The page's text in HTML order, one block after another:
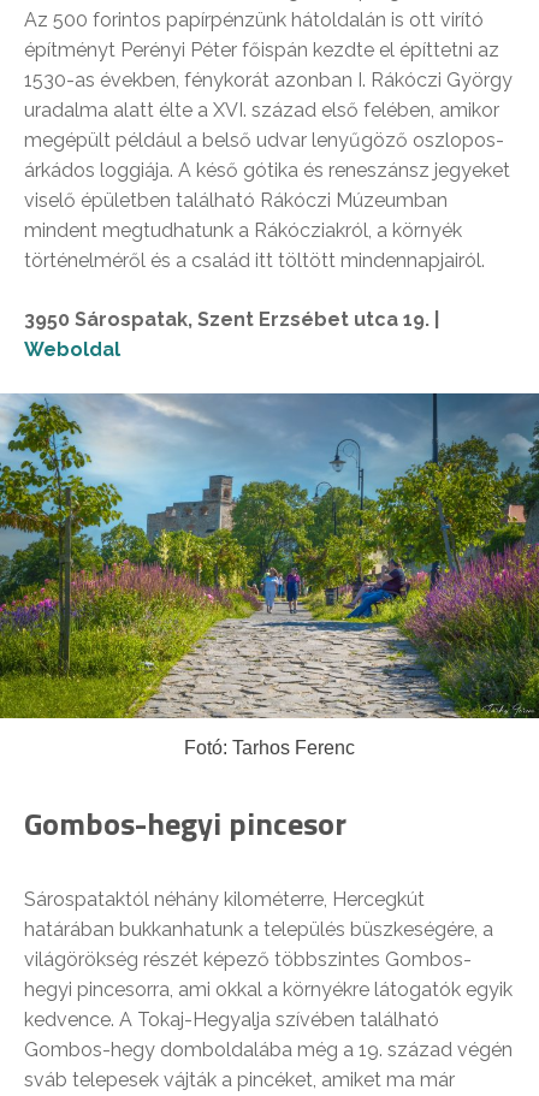
Az 500 forintos papírpénzünk hátoldalán is ott virító
építményt Perényi Péter főispán kezdte el építtetni az
1530-as években, fénykorát azonban I. Rákóczi György
uradalma alatt élte a XVI. század első felében, amikor
megépült például a belső udvar lenyűgöző oszlopos-
árkádos loggiája. A késő gótika és reneszánsz jegyeket
viselő épületben található Rákóczi Múzeumban
mindent megtudhatunk a Rákócziakról, a környék
történelméről és a család itt töltött mindennapjairól.
3950 Sárospatak, Szent Erzsébet utca 19. |
Weboldal
Fotó: Tarhos Ferenc
Gombos-hegyi pincesor
Sárospataktól néhány kilométerre, Hercegkút
határában bukkanhatunk a település büszkeségére, a
világörökség részét képező többszintes Gombos-
hegyi pincesorra, ami okkal a környékre látogatók egyik
kedvence. A Tokaj-Hegyalja szívében található
Gombos-hegy domboldalába még a 19. század végén
sváb telepesek vájták a pincéket, amiket ma már